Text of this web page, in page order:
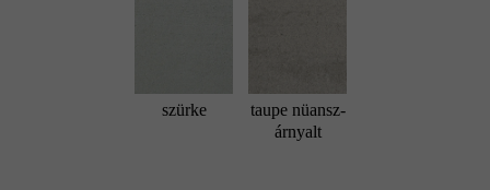
szürke
taupe nüansz-
árnyalt